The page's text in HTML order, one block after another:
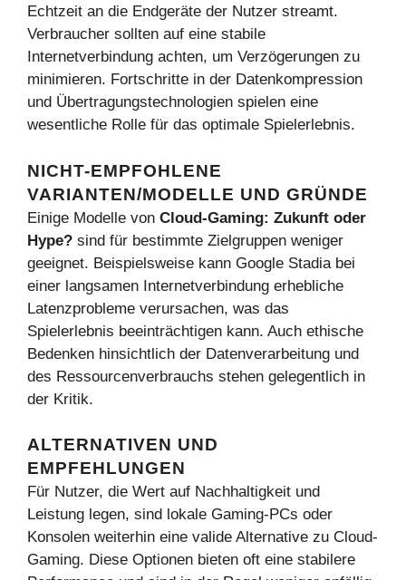
Echtzeit an die Endgeräte der Nutzer streamt.
Verbraucher sollten auf eine stabile
Internetverbindung achten, um Verzögerungen zu
minimieren. Fortschritte in der Datenkompression
und Übertragungstechnologien spielen eine
wesentliche Rolle für das optimale Spielerlebnis.
NICHT-EMPFOHLENE
VARIANTEN/MODELLE UND GRÜNDE
Einige Modelle von Cloud-Gaming: Zukunft oder
Hype? sind für bestimmte Zielgruppen weniger
geeignet. Beispielsweise kann Google Stadia bei
einer langsamen Internetverbindung erhebliche
Latenzprobleme verursachen, was das
Spielerlebnis beeinträchtigen kann. Auch ethische
Bedenken hinsichtlich der Datenverarbeitung und
des Ressourcenverbrauchs stehen gelegentlich in
der Kritik.
ALTERNATIVEN UND
EMPFEHLUNGEN
Für Nutzer, die Wert auf Nachhaltigkeit und
Leistung legen, sind lokale Gaming-PCs oder
Konsolen weiterhin eine valide Alternative zu Cloud-
Gaming. Diese Optionen bieten oft eine stabilere